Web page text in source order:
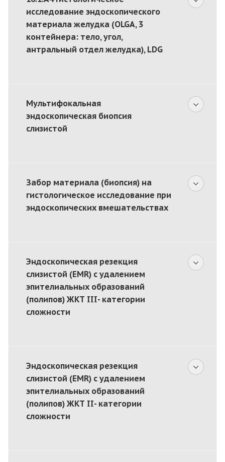
исследование эндоскопического
материала желудка (OLGA, 3
контейнера: тело, угол,
антральный отдел желудка), LDG
Мультифокальная
эндоскопическая биопсия
слизистой
Забор материала (биопсия) на
гистологическое исследование при
эндоскопических вмешательствах
Эндоскопическая резекция
слизистой (EMR) с удалением
эпителиальных образований
(полипов) ЖКТ III- категории
сложности
Эндоскопическая резекция
слизистой (EMR) с удалением
эпителиальных образований
(полипов) ЖКТ II- категории
сложности